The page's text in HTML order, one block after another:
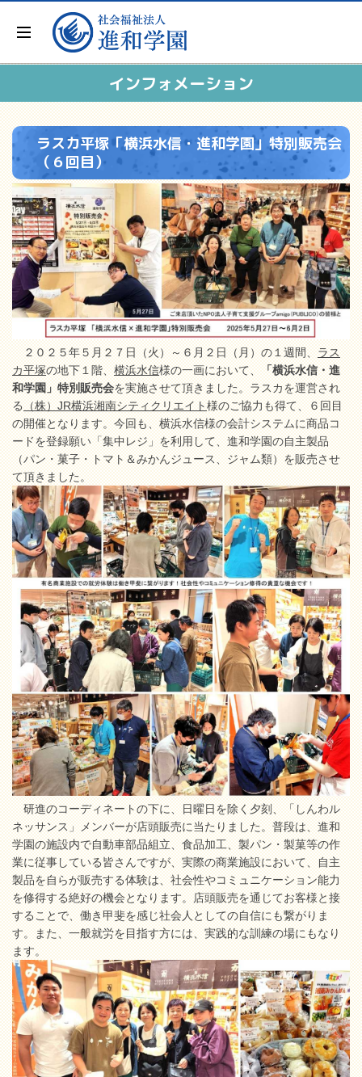
インフォメーション
ラスカ平塚「横浜水信・進和学園」特別販売会
（６回目）
２０２５年５月２７日（火）～６月２日（月）の１週間、ラス
カ平塚の地下１階、横浜水信様の一画において、「横浜水信・進
和学園」特別販売会を実施させて頂きました。ラスカを運営され
る（株）JR横浜湘南シティクリエイト様のご協力も得て、６回目
の開催となります。今回も、横浜水信様の会計システムに商品コ
ードを登録願い「集中レジ」を利用して、進和学園の自主製品
（パン・菓子・トマト＆みかんジュース、ジャム類）を販売させ
て頂きました。
研進のコーディネートの下に、日曜日を除く夕刻、「しんわル
ネッサンス」メンバーが店頭販売に当たりました。普段は、進和
学園の施設内で自動車部品組立、食品加工、製パン・製菓等の作
業に従事している皆さんですが、実際の商業施設において、自主
製品を自らが販売する体験は、社会性やコミュニケーション能力
を修得する絶好の機会となります。店頭販売を通じてお客様と接
することで、働き甲斐を感じ社会人としての自信にも繋がりま
す。また、一般就労を目指す方には、実践的な訓練の場にもなり
ます。